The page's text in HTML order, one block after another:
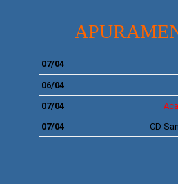
07/04
06/04
07/04
07/04
CD